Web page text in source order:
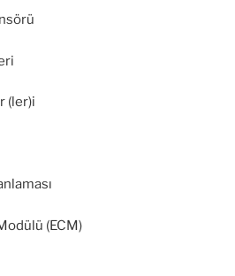
(ler)i
(ECM)